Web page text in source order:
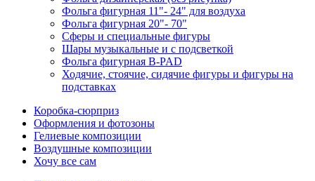
Фольга фигурная 11"- 24" для воздуха
Фольга фигурная 20"- 70"
Сферы и специальные фигуры
Шары музыкальные и с подсветкой
Фольга фигурная B-PAD
Ходячие, стоячие, сидячие фигуры и фигуры на
подставках
Коробка-сюрприз
Оформления и фотозоны
Гелиевые композиции
Воздушные композиции
Хочу все сам